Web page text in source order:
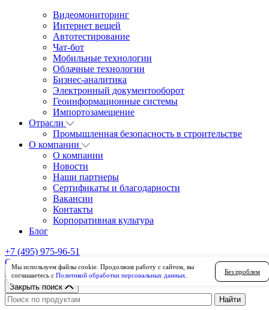
Видеомониторинг
Интернет вещей
Автотестирование
Чат-бот
Мобильные технологии
Облачные технологии
Бизнес-аналитика
Электронный документооборот
Геоинформационные системы
Импортозамещение
Отрасли
Промышленная безопасность в строительстве
О компании
О компании
Новости
Наши партнеры
Сертификаты и благодарности
Вакансии
Контакты
Корпоративная культура
Блог
+7 (495) 975-96-51
Связаться с нами
Демо-доступ
Закрыть поиск
Найти
Мы используем файлы cookie. Продолжив работу с сайтом, вы
соглашаетесь с Политикой обработки персональных данных. Без проблем